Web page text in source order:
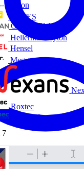
Eaton
ENTES
Günsan Elektrik
HellermannTyton
Hensel
Megger
Roxtec
Socomec
7